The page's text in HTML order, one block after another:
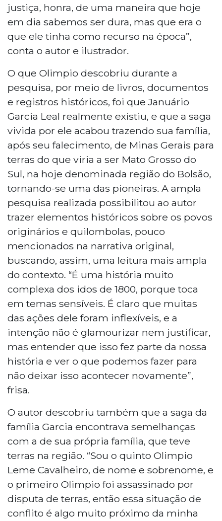
justiça, honra, de uma maneira que hoje
em dia sabemos ser dura, mas que era o
que ele tinha como recurso na época”,
conta o autor e ilustrador.
O que Olimpio descobriu durante a
pesquisa, por meio de livros, documentos
e registros históricos, foi que Januário
Garcia Leal realmente existiu, e que a saga
vivida por ele acabou trazendo sua família,
após seu falecimento, de Minas Gerais para
terras do que viria a ser Mato Grosso do
Sul, na hoje denominada região do Bolsão,
tornando-se uma das pioneiras. A ampla
pesquisa realizada possibilitou ao autor
trazer elementos históricos sobre os povos
originários e quilombolas, pouco
mencionados na narrativa original,
buscando, assim, uma leitura mais ampla
do contexto. “É uma história muito
complexa dos idos de 1800, porque toca
em temas sensíveis. É claro que muitas
das ações dele foram inflexíveis, e a
intenção não é glamourizar nem justificar,
mas entender que isso fez parte da nossa
história e ver o que podemos fazer para
não deixar isso acontecer novamente”,
frisa.
O autor descobriu também que a saga da
família Garcia encontrava semelhanças
com a de sua própria família, que teve
terras na região. “Sou o quinto Olimpio
Leme Cavalheiro, de nome e sobrenome, e
o primeiro Olimpio foi assassinado por
disputa de terras, então essa situação de
conflito é algo muito próximo da minha